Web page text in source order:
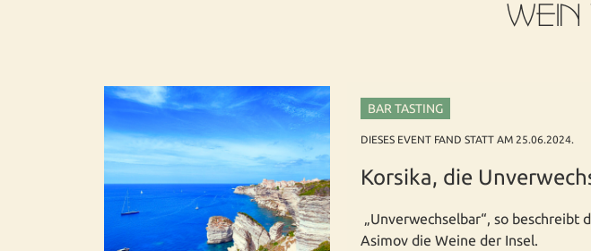
WEIN
BAR TASTING
DIESES EVENT FAND STATT AM 25.06.2024.
Korsika, die
„Unverwechselbar“, so
Asimov die Weine der Insel.